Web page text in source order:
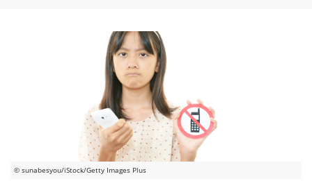
© sunabesyou/iStock/Getty Images Plus